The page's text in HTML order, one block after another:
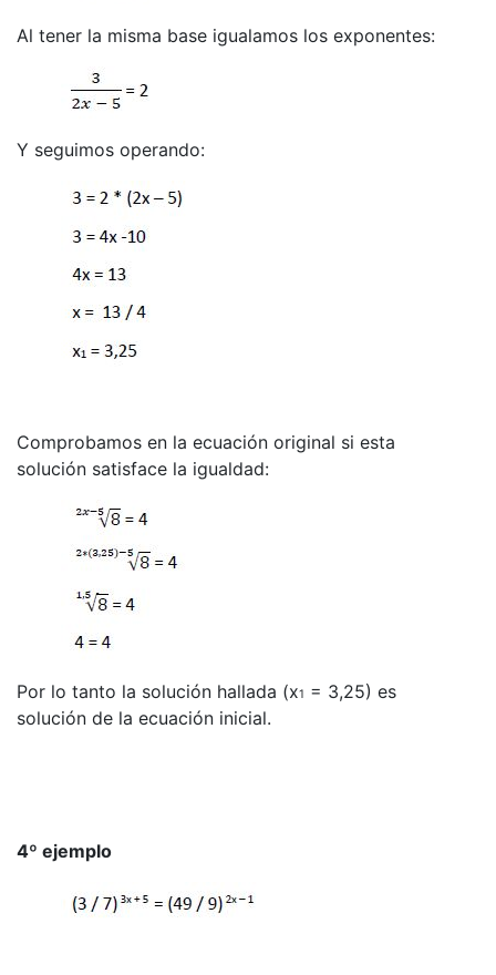
Al tener la misma base igualamos los exponentes:
Y seguimos operando:
Comprobamos en la ecuación original si esta
solución satisface la igualdad:
Por lo tanto la solución hallada (x1 = 3,25) es
solución de la ecuación inicial.
4º ejemplo